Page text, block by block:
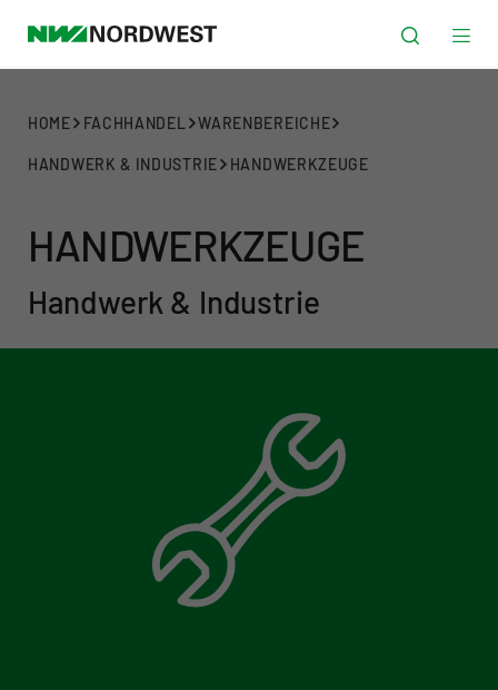
HOME FACHHANDEL WARENBEREICHE
HANDWERK & INDUSTRIE HANDWERKZEUGE
HANDWERK­ZEUGE
Handwerk & Industrie